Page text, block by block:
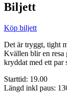
Biljett
Köp biljett
Det är tryggt, tight
Kvällen blir en resa
kryddat med ett par
Starttid: 19.00
Längd inkl paus: